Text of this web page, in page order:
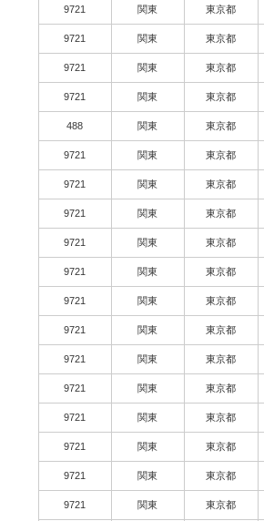
9721 関東 東京都
9721 関東 東京都
9721 関東 東京都
9721 関東 東京都
488 関東 東京都
9721 関東 東京都
9721 関東 東京都
9721 関東 東京都
9721 関東 東京都
9721 関東 東京都
9721 関東 東京都
9721 関東 東京都
9721 関東 東京都
9721 関東 東京都
9721 関東 東京都
9721 関東 東京都
9721 関東 東京都
9721 関東 東京都